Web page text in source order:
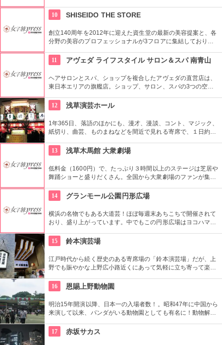
り、心も体もリフレッシュできます。
10 SHISEIDO THE STORE
創立140周年を2012年に迎えた資生堂の最新の美容提案と、各
分野の美容のプロフェッショナルが3フロアに集結しており、
ベントなどのイベントをしているのでチェックしよう。
11 アヴェダ ライフスタイル サロン＆スパ 南青山
ヘアサロンとスパ、ショップを複合したアヴェダの直営店は、
東日本エリアの旗艦店。ショップ、サロン、スパの3つの空間
豊かな時間の中、リラックスしてお過ごしいただけます。
12 浅草演芸ホール
1年365日、落語のほかにも、漫才、漫談、コント、マジック、
紙切り、曲芸、ものまねなどを間近で見れる寄席で、１日約４
由席。
13 浅草木馬館 大衆劇場
低料金（1600円）で、たっぷり３時間以上のステージは芝居や
舞踊ショーと盛りだくさん。全国から大衆劇場のファンが集ま
りが飛ぶ。
14 グランモール公園円形広場
横浜の名物でもある大道芸！ほぼ毎週末あちこちで開催されて
おり、盛り上がっています。中でもこの円形広場はヨコハマ大
労される、驚きの芸に子供も大人も釘付けです！
15 鈴本演芸場
江戸時代から続く歴史のある寄席場の「鈴本演芸場」だが、上
野でも賑やかな上野広小路近くにあって気軽に立ち寄って楽し
ず入ってみてはいかがでしょう。
16 恩賜上野動物園
明治15年開演以降、日本一の入場者数！。昭和47年に中国から
来演して以来、パンダがいる動物園としても有名に！動物解説
17
赤坂サカス